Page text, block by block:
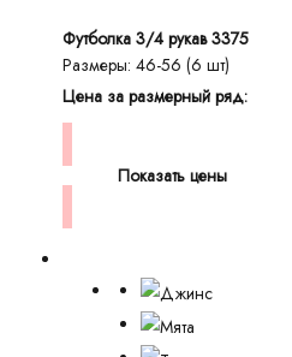
Футболка 3/4 рукав 3375
Размеры: 46-56 (6 шт)
Цена за размерный ряд:
Показать цены